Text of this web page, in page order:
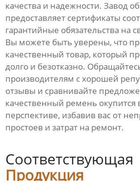
качества и надежности. Завод
предоставляет сертификаты
гарантийные обязательства на
Вы можете быть уверены, что
качественный товар, который
долго и безотказно.
производителям с хорошей
отзывы и сравнивайте
качественный ремень окупится
перспективе, избавив вас от
простоев и затрат на ремонт.
Соответствующая
Продукция